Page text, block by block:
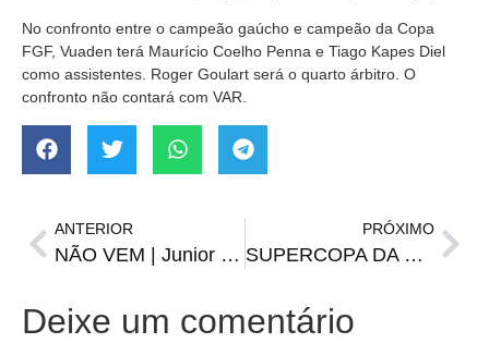
No confronto entre o campeão gaúcho e campeão da Copa
FGF, Vuaden terá Maurício Coelho Penna e Tiago Kapes Diel
como assistentes. Roger Goulart será o quarto árbitro. O
confronto não contará com VAR.
ANTERIOR
NÃO VEM | Junior Barranquilla anuncia acordo com Quintero
PRÓXIMO
SUPERCOPA DA ESPANHA | Real Madrid e Barcelona decidem o troféu
Deixe um comentário